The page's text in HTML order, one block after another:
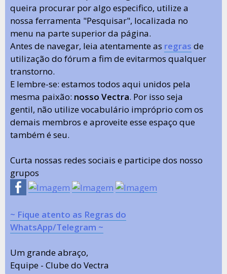
queira procurar por algo especifico, utilize a
nossa ferramenta "Pesquisar", localizada no
menu na parte superior da página.
Antes de navegar, leia atentamente as regras de
utilização do fórum a fim de evitarmos qualquer
transtorno.
E lembre-se: estamos todos aqui unidos pela
mesma paixão: nosso Vectra. Por isso seja
gentil, não utilize vocabulário impróprio com os
demais membros e aproveite esse espaço que
também é seu.
Curta nossas redes sociais e participe dos nosso
grupos
~ Fique atento as Regras do
WhatsApp/Telegram ~
Um grande abraço,
Equipe - Clube do Vectra